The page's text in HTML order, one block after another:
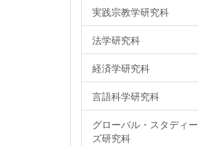
実践宗教学研究科
法学研究科
経済学研究科
言語科学研究科
グローバル・スタディー
ズ研究科